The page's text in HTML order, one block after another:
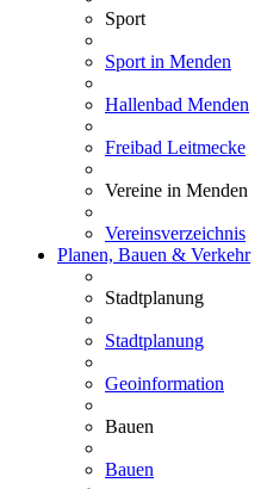
Sport
Sport in Menden
Hallenbad Menden
Freibad Leitmecke
Vereine in Menden
Vereinsverzeichnis
Planen, Bauen & Verkehr
Stadtplanung
Stadtplanung
Geoinformation
Bauen
Bauen